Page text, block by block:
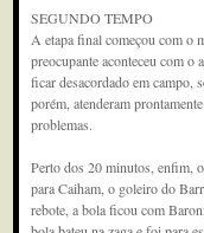
SEGUNDO TEMPO
A etapa final começou com o
preocupante aconteceu com o
ficar desacordado em campo,
porém, atenderam
problemas.
Perto dos 20 minutos, enfim,
para Caiham, o goleiro do
rebote, a bola ficou com